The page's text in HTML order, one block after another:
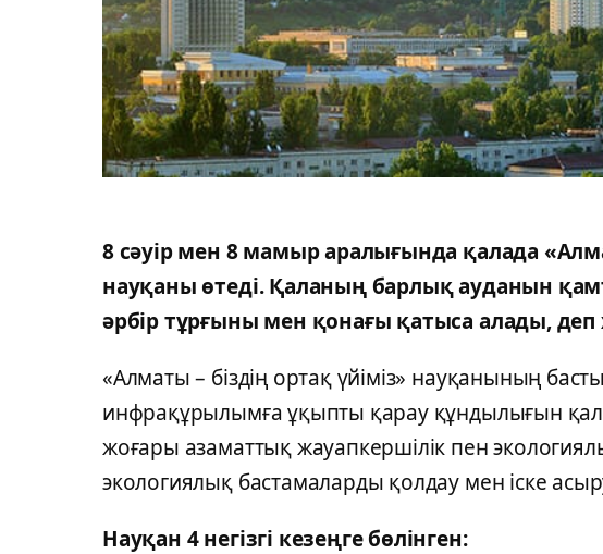
8 сәуір мен 8 мамыр аралығында қалада
науқаны өтеді. Қаланың барлық ауданын
әрбір тұрғыны мен қонағы қатыса алады,
«Алматы – біздің ортақ үйіміз» науқанының
инфрақұрылымға ұқыпты қарау құндылығын
жоғары азаматтық жауапкершілік пен
экологиялық бастамаларды қолдау мен іске
Науқан 4 негізгі кезеңге бөлінген: